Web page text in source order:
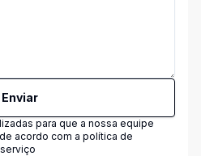
Enviar
para que a nossa equipe
acordo com a política de